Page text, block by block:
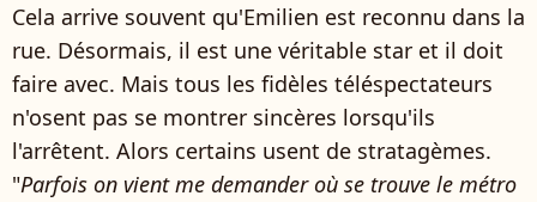
Cela arrive souvent qu'Emilien est reconnu dans la
rue. Désormais, il est une véritable star et il doit
faire avec. Mais tous les fidèles téléspectateurs
n'osent pas se montrer sincères lorsqu'ils
l'arrêtent. Alors certains usent de stratagèmes.
"Parfois on vient me demander où se trouve le métro